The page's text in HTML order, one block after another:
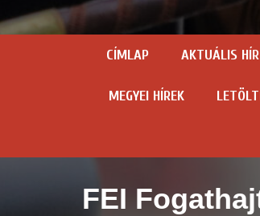
CÍMLAP AKTUÁLIS
MEGYEI HÍREK
FEI